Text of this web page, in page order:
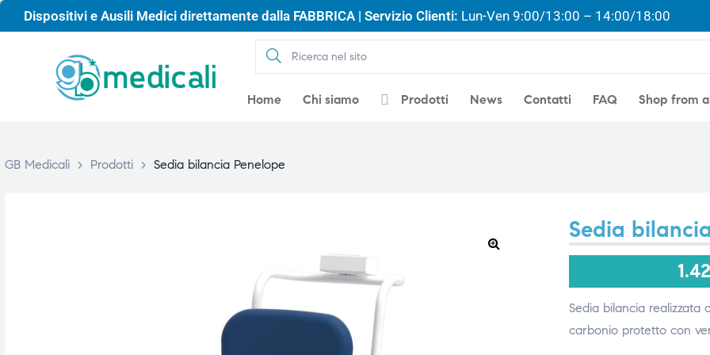
Dispositivi e Ausili Medici direttamente dalla FABBRICA | Servizio Clienti: Lun-Ven 9:00/13:00 – 14:00/18:00
Home Chi siamo Prodotti News Contatti FAQ Shop from
GB Medicali > Prodotti > Sedia bilancia Penelope
Sedia
Sedia bilancia realizzata
carbonio protetto con